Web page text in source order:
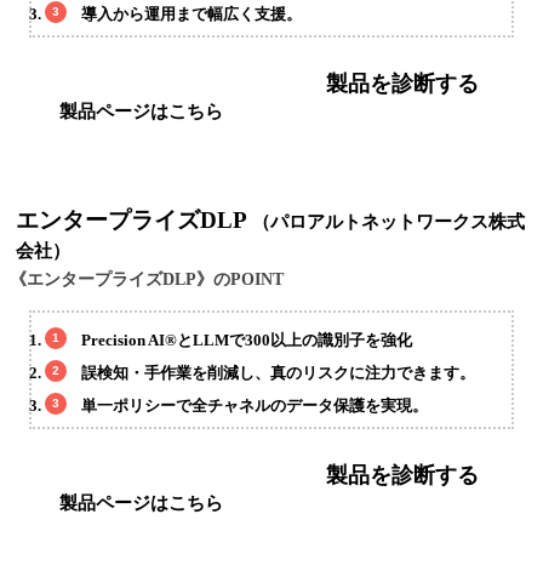
導入から運用まで幅広く支援。
製品ページはこちら
製品を診断する
エンタープライズDLP
（パロアルトネットワークス株式
会社）
《エンタープライズDLP》のPOINT
Precision AI®とLLMで300以上の識別子を強化
誤検知・手作業を削減し、真のリスクに注力できます。
単一ポリシーで全チャネルのデータ保護を実現。
製品ページはこちら
製品を診断する